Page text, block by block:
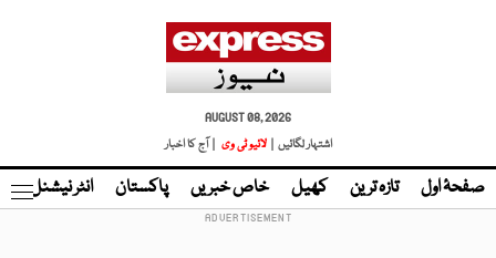
AUGUST 08, 2026
اشتہار لگائیں |
لائیو ٹی وی | آج کا اخبار
صفحۂ اول تازہ ترین کھیل خاص خبریں پاکستان انٹر نیشنل